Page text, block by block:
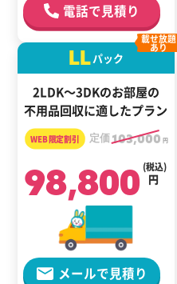
電話で見積り
LLパック
2LDK～3DKのお部屋の
不用品回収に適したプラン
載せ放題
あり
定価103,000 円
98,800 円
(税込)
メールで見積り